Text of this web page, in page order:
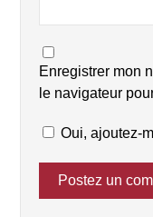
Enregistrer mon
le navigateur
Oui, ajoutez-